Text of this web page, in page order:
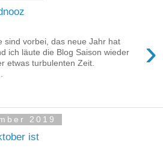
›
sind vorbei, das neue Jahr hat
ich läute die Blog Saison wieder
etwas turbulenten Zeit.
2019
ist